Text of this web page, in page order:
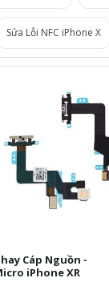
Sửa Lỗi NFC iPhone X
Cáp Nguồn -
iPhone XR